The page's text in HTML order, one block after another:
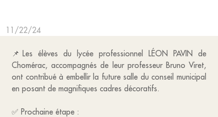
11/22/24
📌Les élèves du lycée professionnel LÉON PAVIN de
Chomérac, accompagnés de leur professeur Bruno Viret,
ont contribué à embellir la future salle du conseil municipal
en posant de magnifiques cadres décoratifs.
✅ Prochaine étape :